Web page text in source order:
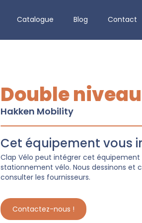
Catalogue Blog Contact
Double niveau
Hakken Mobility
Cet équipement vous
Clap Vélo peut intégrer cet
stationnement vélo. Nous dessinons et
consulter les fournisseurs.
Contactez-nous !